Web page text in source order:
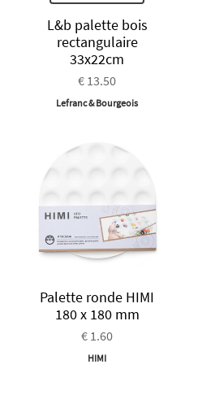
L&b palette bois
rectangulaire
33x22cm
€ 13.50
Lefranc & Bourgeois
Palette ronde HIMI
180 x 180 mm
€ 1.60
HIMI